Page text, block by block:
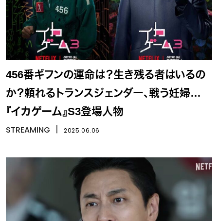
456番ギフンの運命は？生き残る者はいるの
か？頼れるトランスジェンダー、戦う妊婦…
『イカゲーム』S3登場人物
STREAMING 2025.06.06